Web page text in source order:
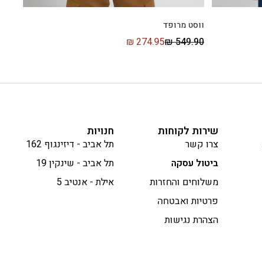
ווסט מרופד
₪549.90
₪ 274.95
שירות לקוחות
צרו קשר
ביטול עסקה
משלוחים והחזרות
פרטיות ואבטחה
הצהרת נגישות
חנויות
תל אביב - דיזינגוף 162
תל אביב - שינקין 19
אילת - אנטיב 5